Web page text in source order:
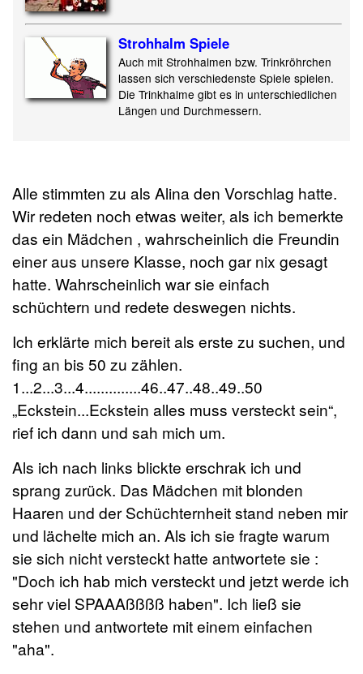
Strohhalm Spiele
Auch mit Strohhalmen bzw. Trinkröhrchen
lassen sich verschiedenste Spiele spielen.
Die Trinkhalme gibt es in unterschiedlichen
Längen und Durchmessern.
Alle stimmten zu als Alina den Vorschlag hatte.
Wir redeten noch etwas weiter, als ich bemerkte
das ein Mädchen , wahrscheinlich die Freundin
einer aus unsere Klasse, noch gar nix gesagt
hatte. Wahrscheinlich war sie einfach
schüchtern und redete deswegen nichts.
Ich erklärte mich bereit als erste zu suchen, und
fing an bis 50 zu zählen.
1...2...3...4..............46..47..48..49..50
„Eckstein...Eckstein alles muss versteckt sein“,
rief ich dann und sah mich um.
Als ich nach links blickte erschrak ich und
sprang zurück. Das Mädchen mit blonden
Haaren und der Schüchternheit stand neben mir
und lächelte mich an. Als ich sie fragte warum
sie sich nicht versteckt hatte antwortete sie :
"Doch ich hab mich versteckt und jetzt werde ich
sehr viel SPAAAßßßß haben". Ich ließ sie
stehen und antwortete mit einem einfachen
"aha".